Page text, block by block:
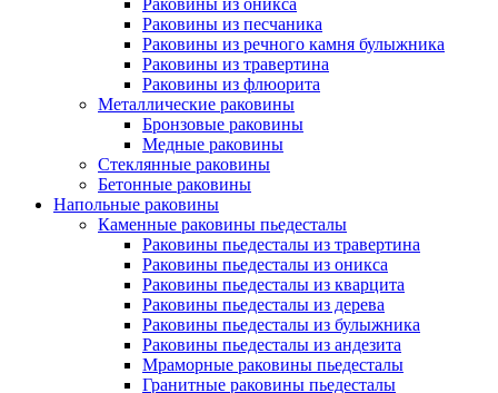
Раковины из оникса
Раковины из песчаника
Раковины из речного камня булыжника
Раковины из травертина
Раковины из флюорита
Металлические раковины
Бронзовые раковины
Медные раковины
Стеклянные раковины
Бетонные раковины
Напольные раковины
Каменные раковины пьедесталы
Раковины пьедесталы из травертина
Раковины пьедесталы из оникса
Раковины пьедесталы из кварцита
Раковины пьедесталы из дерева
Раковины пьедесталы из булыжника
Раковины пьедесталы из андезита
Мраморные раковины пьедесталы
Гранитные раковины пьедесталы